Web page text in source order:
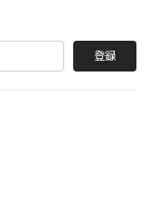
登録